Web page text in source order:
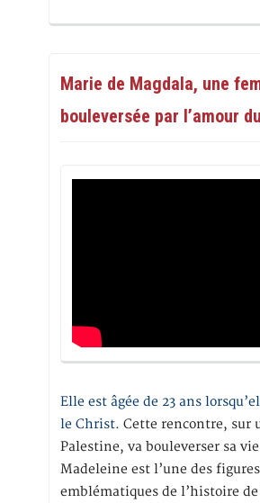
Marie de Magdala, une
bouleversée par l’amour
Elle est âgée de 23 ans
le Christ. Cette rencontre, sur
Palestine, va bouleverser sa
Madeleine est l’une des
emblématiques de l’histoire de